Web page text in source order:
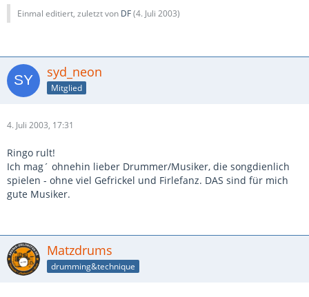
Einmal editiert, zuletzt von DF(4. Juli 2003)
syd_neon
Mitglied
4. Juli 2003, 17:31
Ringo rult!
Ich mag´ ohnehin lieber Drummer/Musiker, die songdienlich
spielen - ohne viel Gefrickel und Firlefanz. DAS sind für mich
gute Musiker.
Matzdrums
drumming&technique